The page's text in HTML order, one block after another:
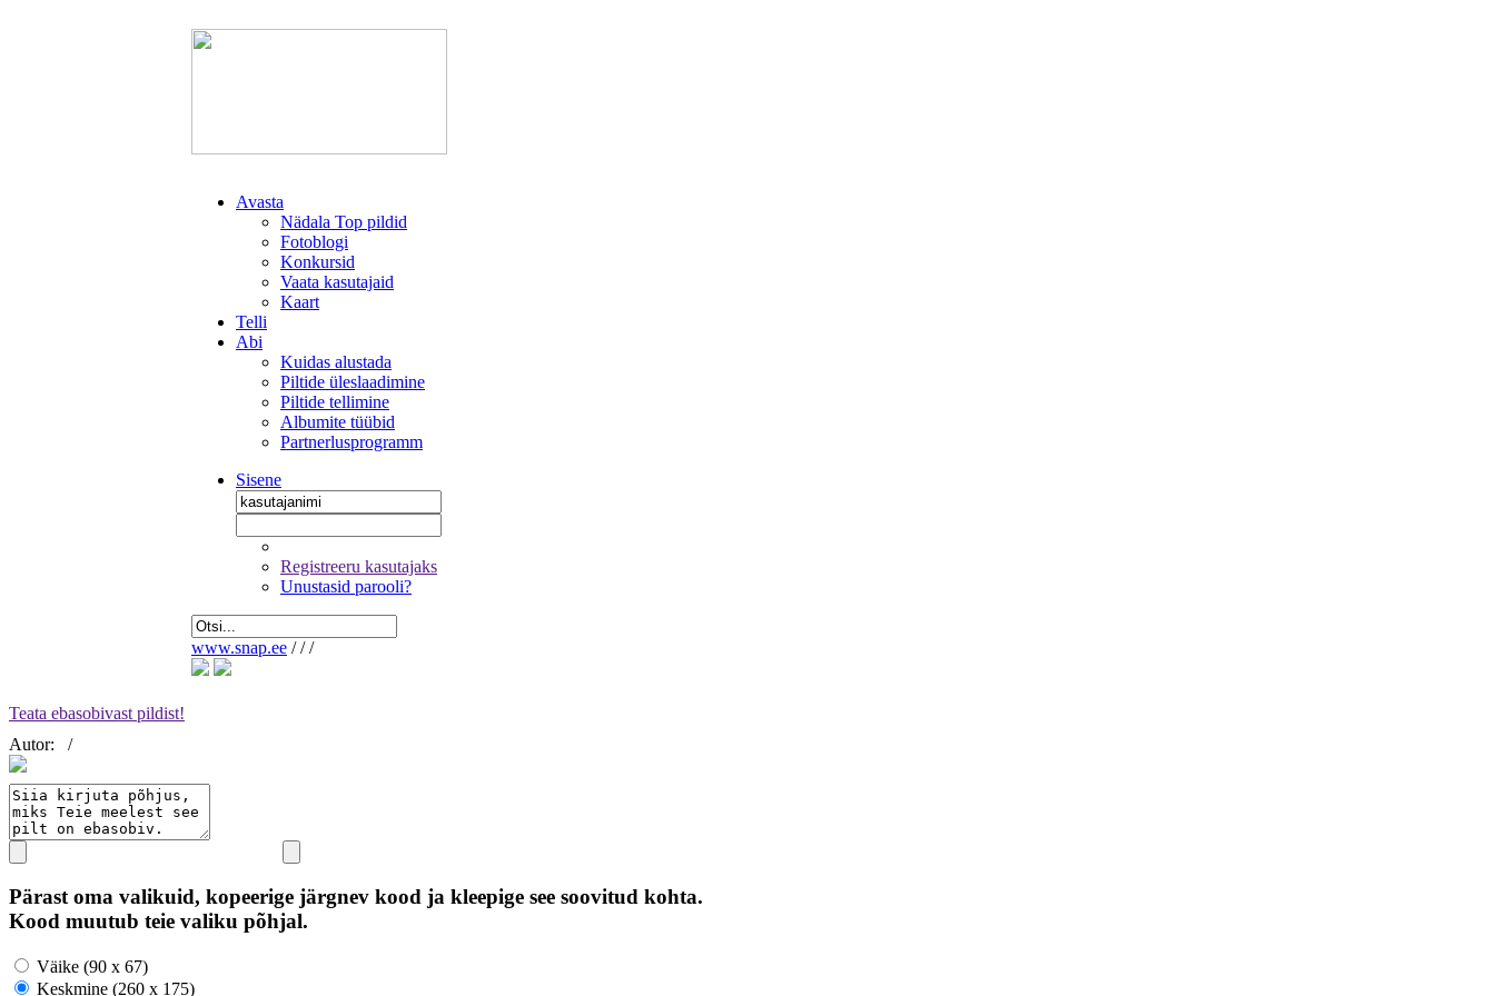
Avasta
Nädala Top pildid
Fotoblogi
Konkursid
Vaata kasutajaid
Kaart
Telli
Abi
Kuidas alustada
Piltide üleslaadimine
Piltide tellimine
Albumite tüübid
Partnerlusprogramm
Sisene
Registreeru kasutajaks
Unustasid parooli?
www.snap.ee / / /
Teata ebasobivast pildist!
Autor:
/
Pärast oma valikuid, kopeerige järgnev kood ja kleepige see soovitud kohta.
Kood muutub teie valiku põhjal.
Väike (90 x 67)
Keskmine (260 x 175)